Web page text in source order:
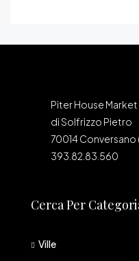
Piter House Market
di Solfrizzo Pietro
70014 Conversano
393.82.83.560
Cerca Per
Ville